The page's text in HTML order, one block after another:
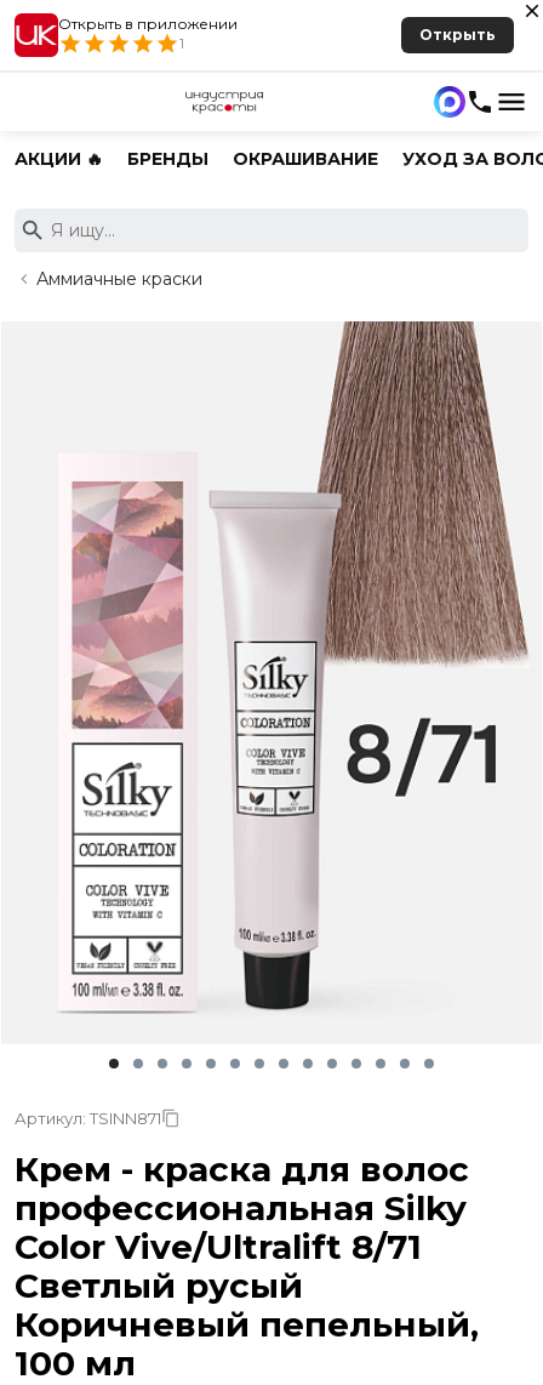
Открыть в приложении
1
Открыть
АКЦИИ 🔥 БРЕНДЫ ОКРАШИВАНИЕ УХОД ЗА
Аммиачные краски
Артикул: TSINN871
Крем - краска для волос
профессиональная Silky
Color Vive/Ultralift 8/71
Светлый русый
Коричневый пепельный,
100 мл